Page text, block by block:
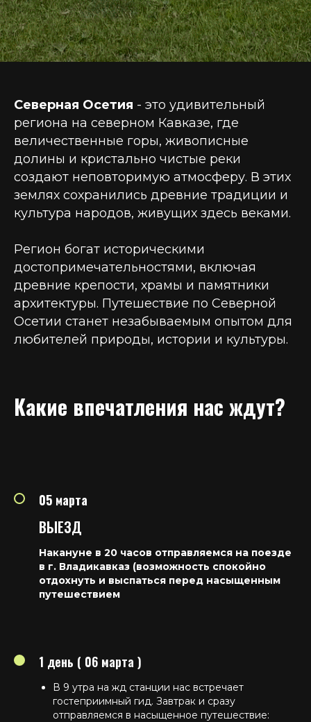
Северная Осетия - это удивительный
региона на северном Кавказе, где
величественные горы, живописные
долины и кристально чистые реки
создают неповторимую атмосферу. В этих
землях сохранились древние традиции и
культура народов, живущих здесь веками.
Регион богат историческими
достопримечательностями, включая
древние крепости, храмы и памятники
архитектуры. Путешествие по Северной
Осетии станет незабываемым опытом для
любителей природы, истории и культуры.
Какие впечатления нас ждут?
05 марта
ВЫЕЗД
Накануне в 20 часов отправляемся на поезде
в г. Владикавказ (возможность спокойно
отдохнуть и выспаться перед насыщенным
путешествием
1 день ( 06 марта )
В 9 утра на жд станции нас встречает
гостеприимный гид. Завтрак и сразу
отправляемся в насыщенное путешествие: